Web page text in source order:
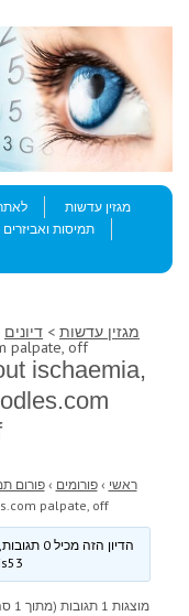
Menu
Skip to content
מגזין עדשות
תמיסות ואביזרים
מגזין עדשות > דיונים
palpate, off
ischaemia,
ראשי › פורומים › פורום
palpate, off
הדיון הזה מכיל 0 תגובות, ויש לו משתתף 1, והוא עודכן לאחרונה ע״י
מוצגות 1 תגובות (מתוך 1 סה״כ)